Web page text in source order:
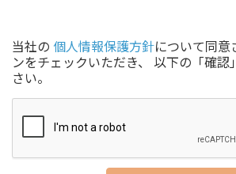
当社の 個人情報保護方針について同意
ンをチェックいただき、 以下の「確認
さい。